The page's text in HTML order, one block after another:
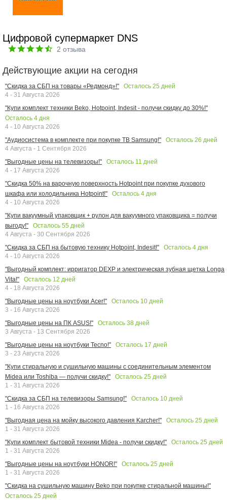
Цифровой супермаркет DNS
2 отзыва
Действующие акции на сегодня
"Скидка за СБП на товары «Редмонд»!" Осталось 25 дней
4 - 31 Августа 2026
"Купи комплект техники Beko, Hotpoint, Indesit - получи скидку до 30%!"
Осталось 4 дня
4 - 10 Августа 2026
"Аудиосистема в комплекте при покупке ТВ Samsung!"
Осталось 26 дней
4 Августа - 1 Сентября 2026
"Выгодные цены на телевизоры!"
Осталось 11 дней
4 - 17 Августа 2026
"Скидка 50% на варочную поверхность Hotpoint при покупке духового
шкафа или холодильника Hotpoint!"
Осталось 4 дня
4 - 10 Августа 2026
"Купи вакуумный упаковщик + рулон для вакуумного упаковщика = получи
выгоду!"
Осталось 55 дней
4 Августа - 30 Сентября 2026
"Скидка за СБП на бытовую технику Hotpoint, Indesit!"
Осталось 4 дня
4 - 10 Августа 2026
"Выгодный комплект: ирригатор DEXP и электрическая зубная щетка Longa
Vita!"
Осталось 12 дней
4 - 18 Августа 2026
"Выгодные цены на ноутбуки Acer!"
Осталось 10 дней
3 - 16 Августа 2026
"Выгодные цены на ПК ASUS!"
Осталось 38 дней
3 Августа - 13 Сентября 2026
"Выгодные цены на ноутбуки Tecno!"
Осталось 17 дней
3 - 23 Августа 2026
"Купи стиральную и сушильную машины с соединительным элементом
Midea или Toshiba — получи скидку!"
Осталось 25 дней
1 - 31 Августа 2026
"Скидка за СБП на телевизоры Samsung!"
Осталось 10 дней
1 - 16 Августа 2026
"Выгодная цена на мойку высокого давления Karcher!"
Осталось 25 дней
1 - 31 Августа 2026
"Купи комплект бытовой техники Midea - получи скидку!"
Осталось 25 дней
1 - 31 Августа 2026
"Выгодные цены на ноутбуки HONOR!"
Осталось 25 дней
1 - 31 Августа 2026
"Скидка на сушильную машину Beko при покупке стиральной машины!"
Осталось 25 дней